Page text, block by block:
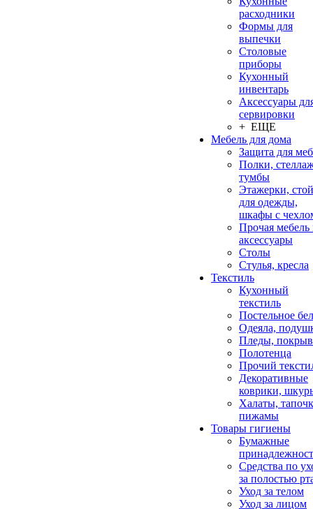
расходники
Формы для
выпечки
Столовые
приборы
Кухонный
инвентарь
Аксессуары
сервировки
+ ЕЩЕ
Мебель для дома
Защита для
Полки,
тумбы
Этажерки,
для одежды,
шкафы с
Прочая мебель
аксессуары
Столы
Стулья, кресла
Текстиль
Кухонный
текстиль
Постельное
Одеяла,
Пледы,
Полотенца
Прочий
Декоративные
коврики,
Халаты,
пижамы
Товары гигиены
Бумажные
Средства по
за полостью
Уход за телом
Уход за лицом